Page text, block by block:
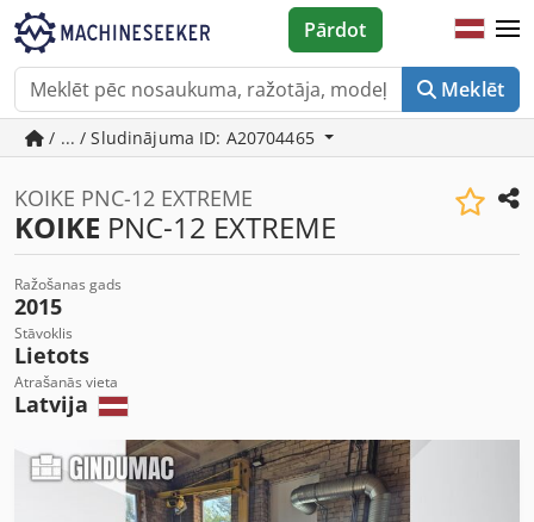
Meklēt
Pārdot
/ ... / Sludinājuma ID: A20704465
KOIKE PNC-12 EXTREME
KOIKE PNC-12 EXTREME
Ražošanas gads
2015
Stāvoklis
Lietots
Atrašanās vieta
Latvija